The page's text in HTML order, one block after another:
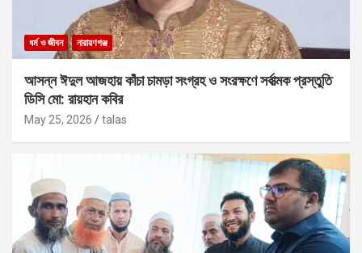
ধর্ম ও জীবন নারায়ণগঞ্জ
আসন্ন ঈদুল আজহায় কাঁচা চামড়া সংগ্রহ ও সংরক্ষণে সর্বাত্মক প্রস্তুতি
ডিসি মো: রায়হান কবির
May 25, 2026 talas